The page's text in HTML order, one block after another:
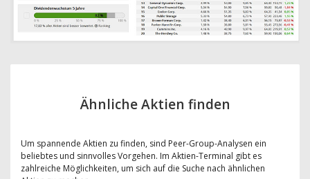
Ähnliche Aktien finden
Um spannende Aktien zu finden, sind Peer-Group-Analysen ein
beliebtes und sinnvolles Vorgehen. Im Aktien-Terminal gibt es
zahlreiche Möglichkeiten, um sich auf die Suche nach ähnlichen